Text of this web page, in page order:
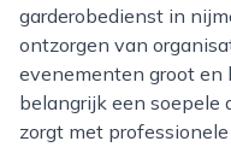
garderobedienst in
ontzorgen van
evenementen groot en
belangrijk een soepele
zorgt met